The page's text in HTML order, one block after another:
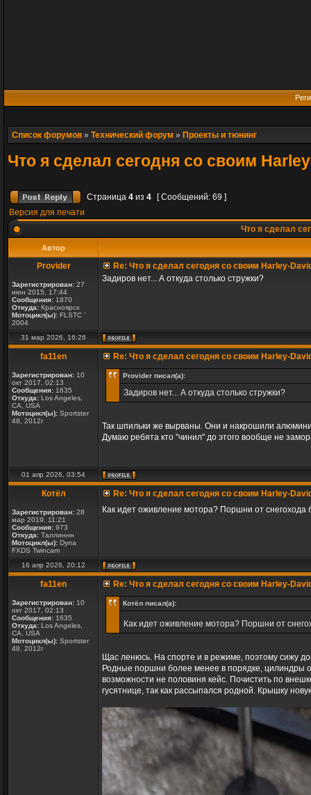
Список форумов » Технический форум » Проекты и тюнинг
Что я сделал сегодня со своим
Страница 4 из 4
[ Сообщений: 69 ]
Версия для печати
Что я сделал
Автор
Provider
Зарегистрирован: 27
июн 2015, 17:44
Сообщения: 1870
Откуда: Красноярск
Мотоцикл(ы): FLSTC '
2004
Re: Что я сделал сегодня со своим Harley-
Задиров нет... А откуда столько стружки?
31 мар 2026, 16:26
fa11en
Зарегистрирован: 10
окт 2017, 02:13
Сообщения: 1635
Откуда: Los Angeles,
CA, USA
Мотоцикл(ы): Sportster
48, 2012г
Re: Что я сделал сегодня со своим Harley-
Provider писал(а):
Задиров нет... А откуда столько стружки?
Так шпильки же вырваны. Они и накрошили
Думаю ребята кто "чинил" до этого вообще не
01 апр 2026, 03:54
Котёл
Зарегистрирован: 28
мар 2019, 11:21
Сообщения: 973
Откуда: Таллиннн
Мотоцикл(ы): Dyna
FXDS Twincam
Re: Что я сделал сегодня со своим Harley-
Как идет оживление мотора? Поршни от снегохода
16 апр 2026, 20:12
fa11en
Зарегистрирован: 10
окт 2017, 02:13
Сообщения: 1635
Откуда: Los Angeles,
CA, USA
Мотоцикл(ы): Sportster
48, 2012г
Re: Что я сделал сегодня со своим Harley-
Котёл писал(а):
Как идет оживление мотора? Поршни от
Щас ленюсь. На спорте и в режиме, поэтому сижу
Родные поршни более менее в порядке, цилиндры
возможности не половиня кейс. Почистить по
гусятнице, так как рассыпался родной. Крышку